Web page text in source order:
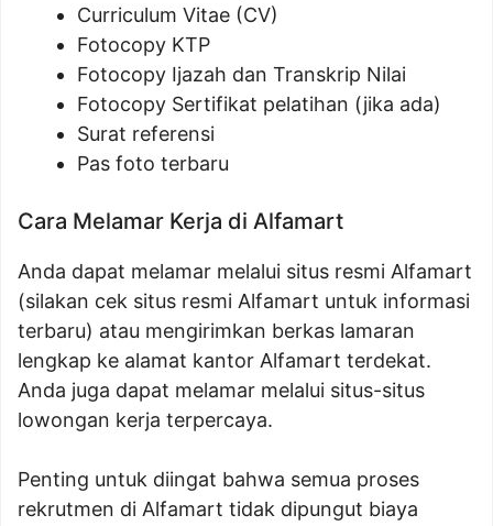
Curriculum Vitae (CV)
Fotocopy KTP
Fotocopy Ijazah dan Transkrip Nilai
Fotocopy Sertifikat pelatihan (jika ada)
Surat referensi
Pas foto terbaru
Cara Melamar Kerja di Alfamart
Anda dapat melamar melalui situs resmi Alfamart
(silakan cek situs resmi Alfamart untuk informasi
terbaru) atau mengirimkan berkas lamaran
lengkap ke alamat kantor Alfamart terdekat.
Anda juga dapat melamar melalui situs-situs
lowongan kerja terpercaya.
Penting untuk diingat bahwa semua proses
rekrutmen di Alfamart tidak dipungut biaya